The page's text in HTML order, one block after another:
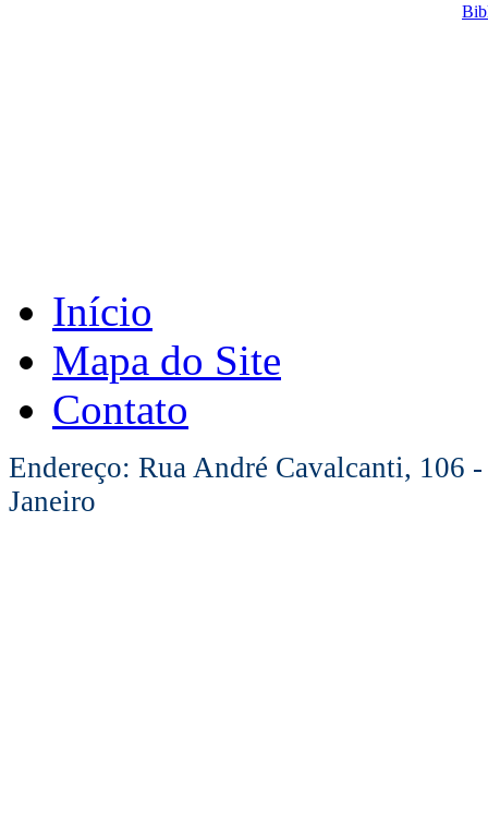
Início
Mapa do Site
Contato
Endereço: Rua André Cavalcanti, 106
Janeiro